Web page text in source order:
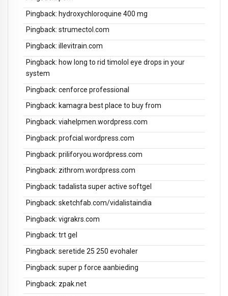
Pingback: hydroxychloroquine 400 mg
Pingback: strumectol.com
Pingback: illevitrain.com
Pingback: how long to rid timolol eye drops in your
system
Pingback: cenforce professional
Pingback: kamagra best place to buy from
Pingback: viahelpmen.wordpress.com
Pingback: profcial.wordpress.com
Pingback: priliforyou.wordpress.com
Pingback: zithrom.wordpress.com
Pingback: tadalista super active softgel
Pingback: sketchfab.com/vidalistaindia
Pingback: vigrakrs.com
Pingback: trt gel
Pingback: seretide 25 250 evohaler
Pingback: super p force aanbieding
Pingback: zpak.net